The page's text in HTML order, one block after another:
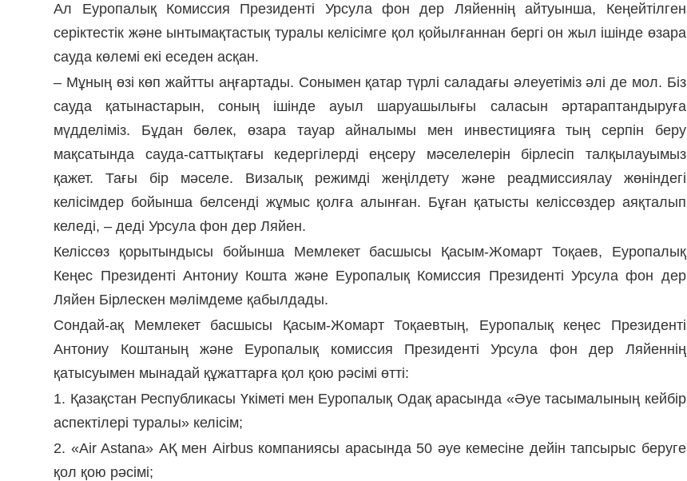
Ал Еуропалық Комиссия Президенті Урсула фон дер Ляйеннің айтуынша, Кеңейтілген
серіктестік және ынтымақтастық туралы келісімге қол қойылғаннан бергі он жыл ішінде өзара
сауда көлемі екі еседен асқан.
– Мұның өзі көп жайтты аңғартады. Сонымен қатар түрлі саладағы әлеуетіміз әлі де мол. Біз
сауда қатынастарын, соның ішінде ауыл шаруашылығы саласын әртараптандыруға
мүдделіміз. Бұдан бөлек, өзара тауар айналымы мен инвестицияға тың серпін беру
мақсатында сауда-саттықтағы кедергілерді еңсеру мәселелерін бірлесіп талқылауымыз
қажет. Тағы бір мәселе. Визалық режимді жеңілдету және реадмиссиялау жөніндегі
келісімдер бойынша белсенді жұмыс қолға алынған. Бұған қатысты келіссөздер аяқталып
келеді, – деді Урсула фон дер Ляйен.
Келіссөз қорытындысы бойынша Мемлекет басшысы Қасым-Жомарт Тоқаев, Еуропалық
Кеңес Президенті Антониу Кошта және Еуропалық Комиссия Президенті Урсула фон дер
Ляйен Бірлескен мәлімдеме қабылдады.
Сондай-ақ Мемлекет басшысы Қасым-Жомарт Тоқаевтың, Еуропалық кеңес Президенті
Антониу Коштаның және Еуропалық комиссия Президенті Урсула фон дер Ляйеннің
қатысуымен мынадай құжаттарға қол қою рәсімі өтті:
1. Қазақстан Республикасы Үкіметі мен Еуропалық Одақ арасында «Әуе тасымалының кейбір
аспектілері туралы» келісім;
2. «Air Astana» АҚ мен Airbus компаниясы арасында 50 әуе кемесіне дейін тапсырыс беруге
қол қою рәсімі;